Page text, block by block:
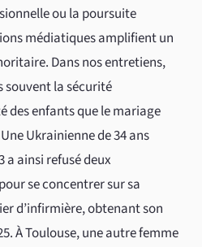
ou la poursuite
médiatiques amplifient un
Dans nos entretiens,
souvent la sécurité
des enfants que le mariage
Ukrainienne de 34 ans
a ainsi refusé deux
se concentrer sur sa
d’infirmière, obtenant son
À Toulouse, une autre femme